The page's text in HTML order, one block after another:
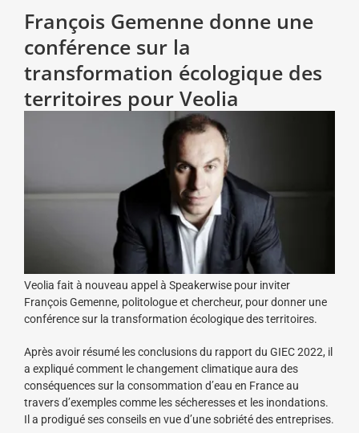
François Gemenne donne une
conférence sur la
transformation écologique des
territoires pour Veolia
Veolia fait à nouveau appel à Speakerwise pour inviter
François Gemenne, politologue et chercheur, pour donner une
conférence sur la transformation écologique des territoires.
Après avoir résumé les conclusions du rapport du GIEC 2022, il
a expliqué comment le changement climatique aura des
conséquences sur la consommation d’eau en France au
travers d’exemples comme les sécheresses et les inondations.
Il a prodigué ses conseils en vue d’une sobriété des entreprises.